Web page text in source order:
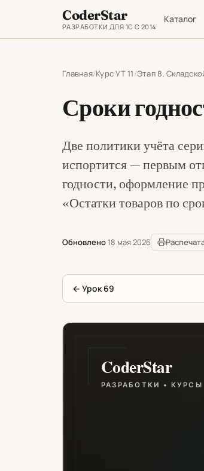
CoderStar
РАЗРАБОТКИ ДЛЯ 1С С 2014
Каталог
Главная Курс УТ 11 Этап 8.
Сроки
Две политики учёта
испортится — первым
годности, оформление
«Остатки товаров по
Обновлено 18 мая 2026
← Урок 69